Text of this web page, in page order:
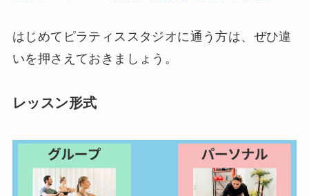
はじめてピラティススタジオに通う方は、ぜひ違
いを押さえておきましょう。
レッスン形式